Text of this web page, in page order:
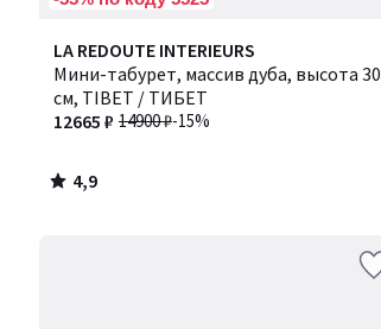
LA REDOUTE INTERIEURS
Мини-табурет, массив дуба, высота 30
см, TIBET / ТИБЕТ
14900 ₽-15%
12665 ₽
4,9
/ 5
4,9
/